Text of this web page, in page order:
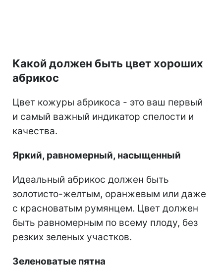
Какой должен быть цвет хороших
абрикос
Цвет кожуры абрикоса - это ваш первый
и самый важный индикатор спелости и
качества.
Яркий, равномерный, насыщенный
Идеальный абрикос должен быть
золотисто-желтым, оранжевым или даже
с красноватым румянцем. Цвет должен
быть равномерным по всему плоду, без
резких зеленых участков.
Зеленоватые пятна